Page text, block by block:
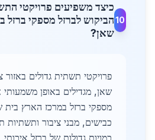
10
כיצד משפיעים פרויקטי
הביקוש לברזל מספקי ברזל
שאן?
פרויקטי תשתית גדולים באזור
שאן, מגדילים באופן
מספקי ברזל במרכז הארץ בית
כבישים, מבני ציבור ותשתיות
כמויות גדולות של ברזל